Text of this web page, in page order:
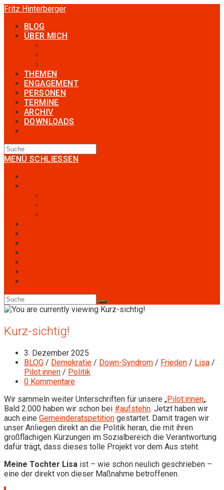
Fritz Hinterberger
BLOG
ÜBER MICH
THEMEN
ENGAGEMENT
PERSONEN
TERMINE
ARCHIV
DOWNLOADS
MENÜ SCHLIESSEN
Kurz-sichtig!
3. Dezember 2025
BLOG / Demokratie / Down-Syndrom / Frieden / Lisa /
Pilot:innen / Politik
0 Kommentare
Wir sammeln weiter Unterschriften für unsere „Pilot:innen„.
Bald 2.000 haben wir schon bei #aufstehn. Jetzt haben wir
auch eine Gemeinderatspetition gestartet. Damit tragen wir
unser Anliegen direkt an die Politik heran, die mit ihren
großflächigen Kürzungen im Sozialbereich die Verantwortung
dafür trägt, dass dieses tolle Projekt vor dem Aus steht.
Meine Tochter Lisa ist – wie schon neulich geschrieben –
eine der direkt von dieser Maßnahme betroffenen.